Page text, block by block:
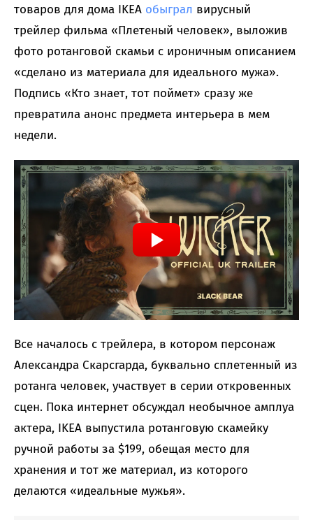
товаров для дома IKEA обыграл вирусный
трейлер фильма «Плетеный человек», выложив
фото ротанговой скамьи с ироничным описанием
«сделано из материала для идеального мужа».
Подпись «Кто знает, тот поймет» сразу же
превратила анонс предмета интерьера в мем
недели.
Все началось с трейлера, в котором персонаж
Александра Скарсгарда, буквально сплетенный из
ротанга человек, участвует в серии откровенных
сцен. Пока интернет обсуждал необычное амплуа
актера, IKEA выпустила ротанговую скамейку
ручной работы за $199, обещая место для
хранения и тот же материал, из которого
делаются «идеальные мужья».